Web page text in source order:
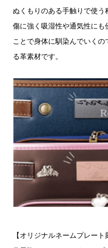
ぬくもりのある手触りで使
傷に強く吸湿性や通気性にも
ことで身体に馴染んでいく
る革素材です。
【オリジナルネームプレート